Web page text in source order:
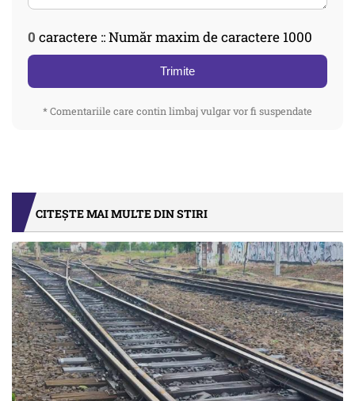
0 caractere :: Număr maxim de caractere 1000
Trimite
* Comentariile care contin limbaj vulgar vor fi suspendate
CITEȘTE MAI MULTE DIN STIRI